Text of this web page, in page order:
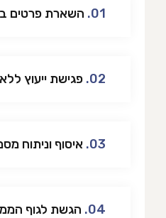
01. השארת פרטים
02. פגישת ייעוץ
03. איסוף וניתוח
04. הגשת לגוף